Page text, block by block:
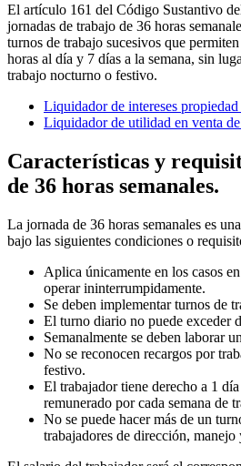
El artículo 161 del Código Sustantivo
jornadas de trabajo de 36 horas
turnos de trabajo sucesivos que
horas al día y 7 días a la semana, sin
trabajo nocturno o festivo.
Liquidador de intereses
Liquidador de utilidad en venta
Características y
de 36 horas semanales.
La jornada de 36 horas semanales es
bajo las siguientes condiciones o
Aplica únicamente en los casos
operar ininterrumpidamente.
Se deben implementar turnos de
El turno diario no puede exceder
Semanalmente se deben laborar
No se reconocen recargos por
festivo.
El trabajador tiene derecho a 1
remunerado por cada semana de
No se puede hacer más de un
trabajadores de dirección, manejo